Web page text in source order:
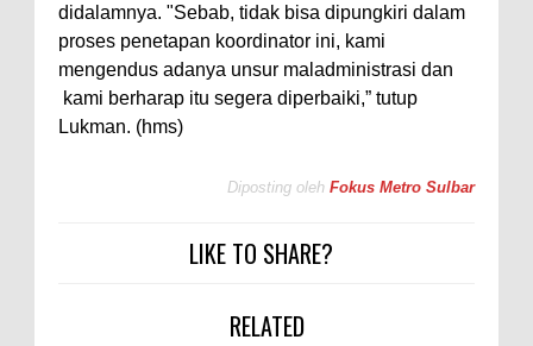
didalamnya. "Sebab, tidak bisa dipungkiri dalam
proses penetapan koordinator ini, kami
mengendus adanya unsur maladministrasi dan
kami berharap itu segera diperbaiki,” tutup
Lukman. (hms)
Diposting oleh Fokus Metro Sulbar
LIKE TO SHARE?
RELATED